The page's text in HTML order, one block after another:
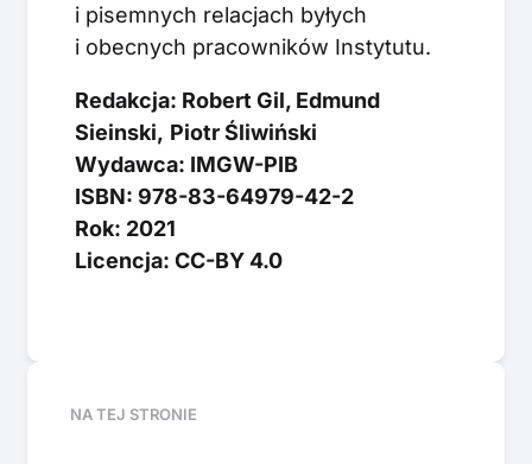
i pisemnych relacjach byłych
i obecnych pracowników Instytutu.
Redakcja: Robert Gil, Edmund
Sieinski, Piotr Śliwiński
Wydawca: IMGW-PIB
ISBN: 978-83-64979-42-2
Rok: 2021
Licencja: CC-BY 4.0
NA TEJ STRONIE